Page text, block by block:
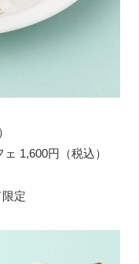
1,600円（税込）
定